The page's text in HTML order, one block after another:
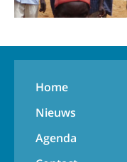
Home
Nieuws
Agenda